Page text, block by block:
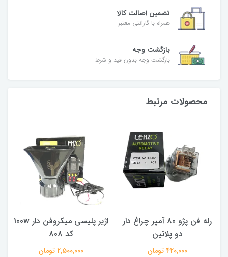
تضمین اصالت کالا
همراه با گارانتی معتبر
بازگشت وجه
بازگشت وجه بدون قید و شرط
محصولات مرتبط
رله فن پژو 80 آمپر چراغ دار
دو پلاتین
420,000 تومان
اژیر پلیسی میکروفن دار 100w
کد 808
2,500,000 تومان